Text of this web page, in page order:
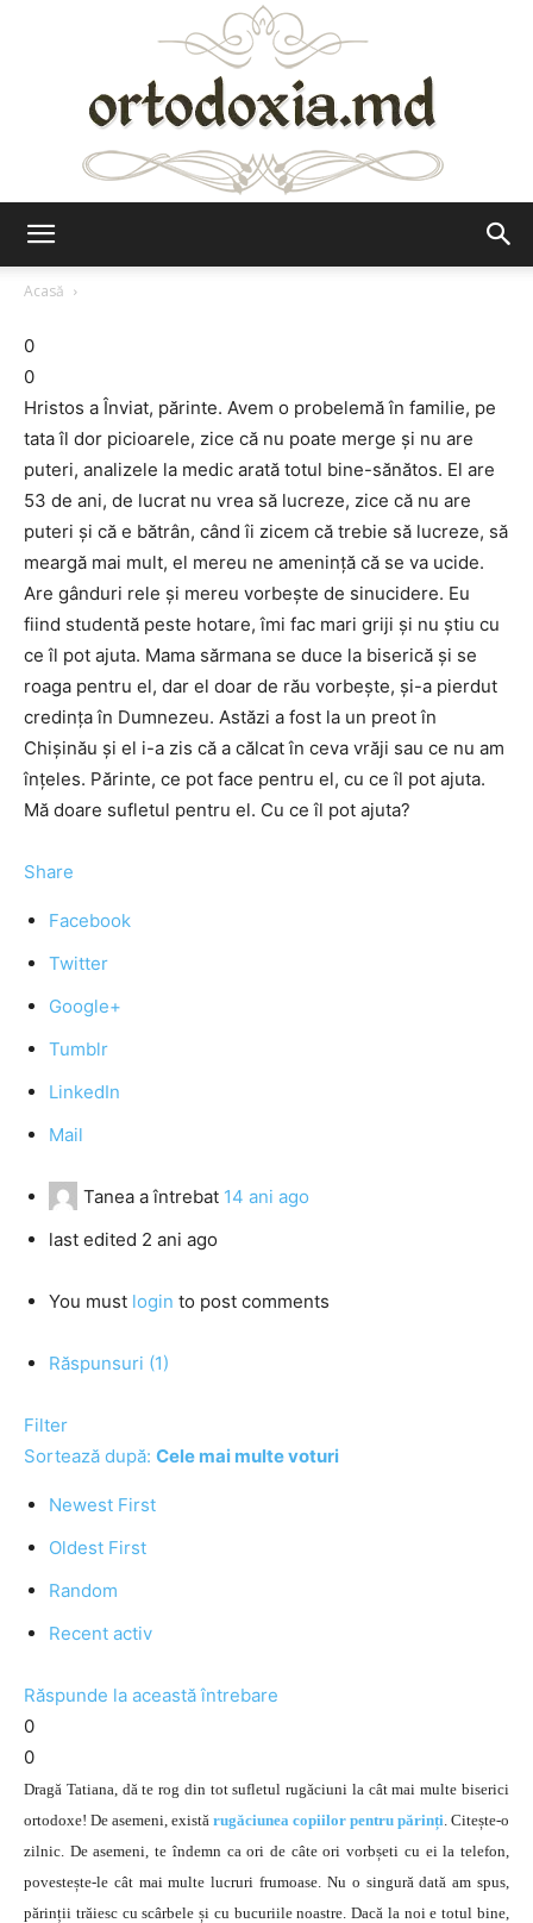
Acasă
0
0
Hristos a Înviat, părinte. Avem o probelemă în familie, pe
tata îl dor picioarele, zice că nu poate merge şi nu are
puteri, analizele la medic arată totul bine-sănătos. El are
53 de ani, de lucrat nu vrea să lucreze, zice că nu are
puteri şi că e bătrân, când îi zicem că trebie să lucreze, să
meargă mai mult, el mereu ne ameninţă că se va ucide.
Are gânduri rele şi mereu vorbeşte de sinucidere. Eu
fiind studentă peste hotare, îmi fac mari griji şi nu ştiu cu
ce îl pot ajuta. Mama sărmana se duce la biserică şi se
roaga pentru el, dar el doar de rău vorbeşte, şi-a pierdut
credinţa în Dumnezeu. Astăzi a fost la un preot în
Chişinău şi el i-a zis că a călcat în ceva vrăji sau ce nu am
înţeles. Părinte, ce pot face pentru el, cu ce îl pot ajuta.
Mă doare sufletul pentru el. Cu ce îl pot ajuta?
Share
Facebook
Twitter
Google+
Tumblr
LinkedIn
Mail
Tanea a întrebat 14 ani ago
last edited 2 ani ago
You must login to post comments
Răspunsuri (1)
Filter
Sortează după: Cele mai multe voturi
Newest First
Oldest First
Random
Recent activ
Răspunde la această întrebare
0
0
Dragă Tatiana, dă te rog din tot sufletul rugăciuni la cât mai multe biserici
ortodoxe! De asemeni, există rugăciunea copiilor pentru părinți. Citește-o
zilnic. De asemeni, te îndemn ca ori de câte ori vorbșeti cu ei la telefon,
povestește-le cât mai multe lucruri frumoase. Nu o singură dată am spus,
părinții trăiesc cu scârbele și cu bucuriile noastre. Dacă la noi e totul bine,